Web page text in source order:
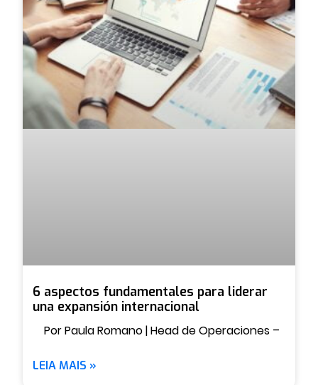
6 aspectos fundamentales para liderar
una expansión internacional
Por Paula Romano | Head de Operaciones –
LEIA MAIS »